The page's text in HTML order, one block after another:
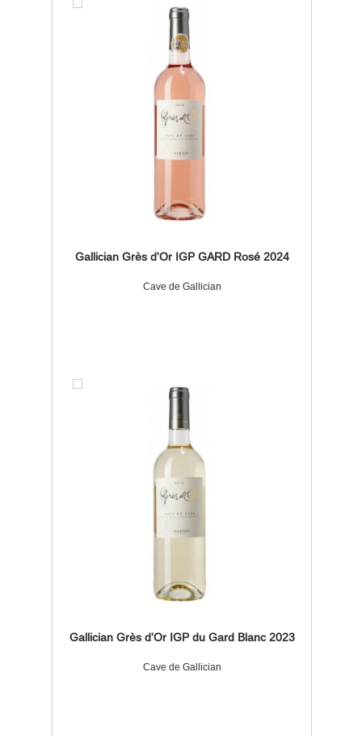
Gallician Grès d'Or IGP GARD Rosé 2024
Cave de Gallician
Gallician Grès d'Or IGP du Gard Blanc 2023
Cave de Gallician